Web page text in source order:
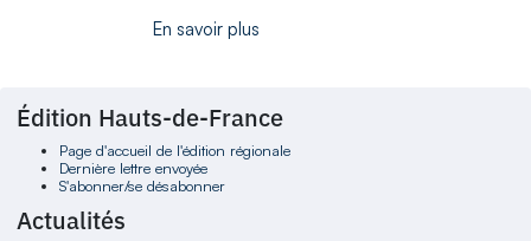
En savoir plus
Édition Hauts-de-France
Page d'accueil de l'édition régionale
Dernière lettre envoyée
S'abonner/se désabonner
Actualités